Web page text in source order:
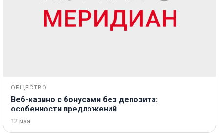
ОБЩЕСТВО
Веб-казино с бонусами без депозита:
особенности предложений
12 мая